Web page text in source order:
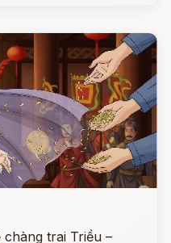
trai Triều –